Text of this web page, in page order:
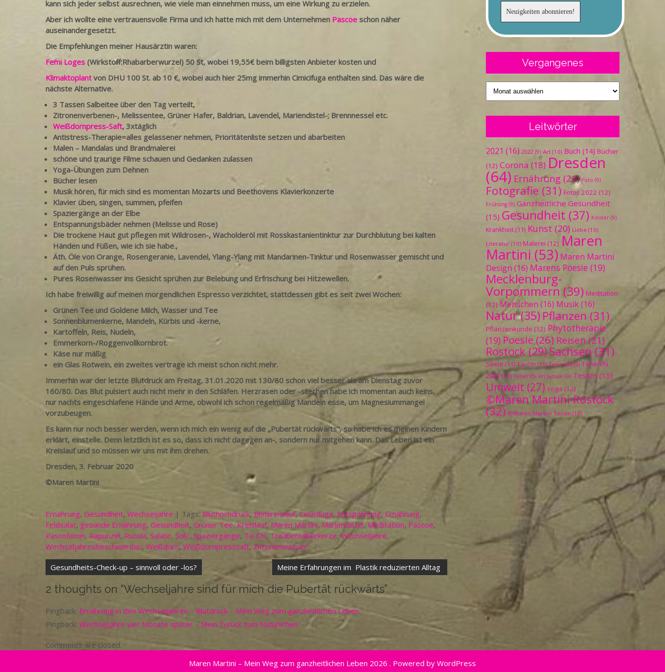
kann sich jeder selbst ausrechnen, wie viele man einnehmen muss, um eine Wirkung zu erzielen.
Aber ich wollte eine vertrauensvolle Firma und ich hatte mich mit dem Unternehmen Pascoe schon näher
auseinandergesetzt.
Die Empfehlungen meiner Hausärztin waren:
Femi Loges (Wirkstoff:Rhabarberwurzel) 50 St, wobei 19,55€ beim billigsten Anbieter kosten und
Klimaktoplant von DHU 100 St. ab 10 €, wobei auch hier 25mg immerhin Cimicifuga enthalten sind. Das wäre die
nächste Alternative.
3 Tassen Salbeitee über den Tag verteilt,
Zitronenverbenen-, Melissentee, Grüner Hafer, Baldrian, Lavendel, Mariendistel-; Brennnessel etc.
Weißdornpress-Saft, 3xtäglich
Antistress-Therapie=alles gelassener nehmen, Prioritätenliste setzen und abarbeiten
Malen – Mandalas und Brandmalerei
schöne und traurige Filme schauen und Gedanken zulassen
Yoga-Übungen zum Dehnen
Bücher lesen
Musik hören, für mich sind es momentan Mozarts und Beethovens Klavierkonzerte
Klavier üben, singen, summen, pfeifen
Spaziergänge an der Elbe
Entspannungsbäder nehmen (Melisse und Rose)
Die trockene Haut gut pflegen mit Wildrosen-, Wacholderöl mit Rosskastanientinktur zur Durchblutung bei kalten
Händen und Füßen, wie ich sie habe.,
Äth. Öle von Orange, Rosengeranie, Lavendel, Ylang-Ylang mit Mandarinen-Tinktur und Rosenwasser gemischt und
auf den Puls sprühen.
Pures Rosenwasser ins Gesicht sprühen zur Belebung und Erfrischung bei Hitzewellen.
Ich habe freiwillig auf meinen morgendlichen Espresso verzichtet, stattdessen gibt es seit zwei Wochen:
Grünen Tee und Goldene Milch, Wasser und Tee
Sonnenblumenkerne, Mandeln, Kürbis und -kerne,
Kartoffeln, Reis, Nudeln,
Emmerkorn-/Roggenvollkornbrot.
Käse nur mäßig
ein Glas Rotwein, ein zweites vertrage ich meist schon nicht mehr.
Immerhin war der letzte Blutdruck am Freitag, 31.01.2020 mit 130/80 schon viel besser als am Dienstag zuvor
160/80. Das Blut pulsiert auch nicht mehr in den Schläfen. Herzrasen oder -stechen habe ich momentan auch keins,
nur nachts eingeschlafene Hände und Arme, obwohl ich schon regelmäßig Mandeln esse, um Magnesiummangel
vorzubeugen.
Es kann nur noch besser werden, wenn ich mich ein wenig auf die „Pubertät rückwärts“, so habe ich es meinen Kindern
erklärt, einstelle. Denn letztlich ist es so, dass ich nicht dagegen an-, sondern nur mitgehen kann. Das Leben ist ein
Kreislauf und so müssen wir uns mit ihm drehen.
Dresden, 3. Februar 2020
©Maren Martini
Ernährung, Gesundheit, Wechseljahre | Tags: Bluthochdruck, Blutkreislauf,Cimicifuga, Entspannung, Ernährung,
Feldsalat, gesunde Ernährung, Gesundheit, Grüner Tee,Kreislauf, Maren Martini, Mariendistel, Meditation, Pascoe,
Pascofemin, Rapunzel, Rucola, Salate, Sole, Spaziergänge, Tai Chi,Traubensilberkerze, Wechseljahre,
Wechseljahresbeschwerden, Weißdorn, Weißdornpresssaft, Zitronenwasser
Beitragsnavigation
Gesundheits-Check-up – sinnvoll oder -los? Meine Erfahrungen im Plastik reduzierten Alltag
2 thoughts on “Wechseljahre sind für mich die Pubertät rückwärts”
Pingback: Ernährung in den Wechseljahren – Blutdruck – Mein Weg zum ganzheitlichen Leben
Pingback: Wechseljahre vier Monate später – Mein Zurück zum Natürlichen
Comments are closed.
Vergangenes
Vergangenes
Leitwörter
2021 (16) 2022 (9) Art (10) Buch (14) Bücher
(12) Corona (18) Dresden
(64) Ernährung (21) Foto (9)
Fotografie (31) Fotos 2022 (12)
Frühling (9) Ganzheitliche Gesundheit
(15) Gesundheit (37) Kinder (9)
Krankheit (11) Kunst (20) Liebe (10)
Literatur (10) Malerei (12) Maren
Martini (53) Maren Martini
Design (16) Marens Poesie (19)
Mecklenburg-
Vorpommern (39) Meditation
(12) Menschen (16) Musik(16)
Natur(35) Pflanzen (31)
Pflanzenkunde (12) Phytotherapie
(19) Poesie (26) Reisen(21)
Rostock(29)Sachsen (31)
Seele (11) Tai Chi (10) Teneriffa(9) Teneriffa
2023 (11) Teneriffa im Januar (9) Tessin (15)
Umwelt (27) Yoga (12)
©Maren Martini Rostock
(32) ©Maren Martini Tessin (10)
Maren Martini – Mein Weg zum ganzheitlichen Leben 2026 . Powered by WordPress